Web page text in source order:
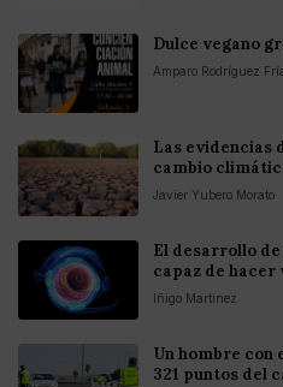
Dulce vegano
Amparo Rodríguez
Las evidencias
cambio
Javier Yubero Morato
El desarrollo
capaz de hacer
Iñigo Martinez
Un hombre
321 puntos del